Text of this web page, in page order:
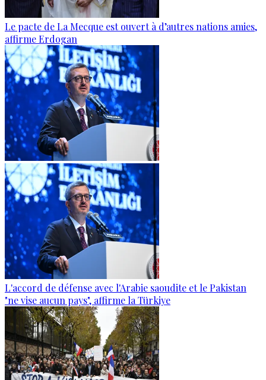
Le pacte de La Mecque est ouvert à d’autres nations amies,
affirme Erdogan
L'accord de défense avec l'Arabie saoudite et le Pakistan
"ne vise aucun pays", affirme la Türkiye